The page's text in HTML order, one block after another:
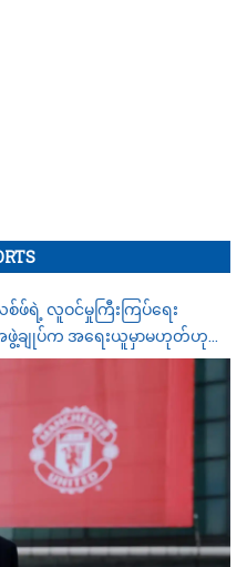
ရဲ့ လူဝင်မှုကြီးကြပ်ရေး
ဖွဲ့ချုပ်က အရေးယူမှာမဟုတ်ဟု